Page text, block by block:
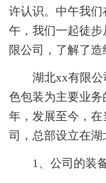
许认识。中午我
午，我们一起徒
限公司，了解了造
湖北xx有限公
色包装为主要业
年，发展至今，
司，总部设立在湖
1、公司的装